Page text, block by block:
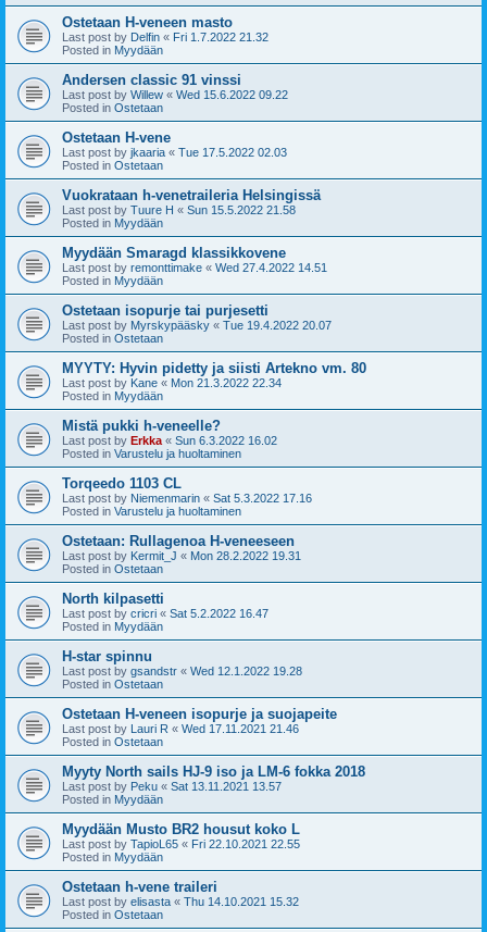
Ostetaan H-veneen masto
Last post by Delfin « Fri 1.7.2022 21.32
Posted in Myydään
Andersen classic 91 vinssi
Last post by Willew « Wed 15.6.2022 09.22
Posted in Ostetaan
Ostetaan H-vene
Last post by jkaaria « Tue 17.5.2022 02.03
Posted in Ostetaan
Vuokrataan h-venetraileria Helsingissä
Last post by Tuure H « Sun 15.5.2022 21.58
Posted in Myydään
Myydään Smaragd klassikkovene
Last post by remonttimake « Wed 27.4.2022 14.51
Posted in Myydään
Ostetaan isopurje tai purjesetti
Last post by Myrskypääsky « Tue 19.4.2022 20.07
Posted in Ostetaan
MYYTY: Hyvin pidetty ja siisti Artekno vm. 80
Last post by Kane « Mon 21.3.2022 22.34
Posted in Myydään
Mistä pukki h-veneelle?
Last post by Erkka « Sun 6.3.2022 16.02
Posted in Varustelu ja huoltaminen
Torqeedo 1103 CL
Last post by Niemenmarin « Sat 5.3.2022 17.16
Posted in Varustelu ja huoltaminen
Ostetaan: Rullagenoa H-veneeseen
Last post by Kermit_J « Mon 28.2.2022 19.31
Posted in Ostetaan
North kilpasetti
Last post by cricri « Sat 5.2.2022 16.47
Posted in Myydään
H-star spinnu
Last post by gsandstr « Wed 12.1.2022 19.28
Posted in Ostetaan
Ostetaan H-veneen isopurje ja suojapeite
Last post by Lauri R « Wed 17.11.2021 21.46
Posted in Ostetaan
Myyty North sails HJ-9 iso ja LM-6 fokka 2018
Last post by Peku « Sat 13.11.2021 13.57
Posted in Myydään
Myydään Musto BR2 housut koko L
Last post by TapioL65 « Fri 22.10.2021 22.55
Posted in Myydään
Ostetaan h-vene traileri
Last post by elisasta « Thu 14.10.2021 15.32
Posted in Ostetaan